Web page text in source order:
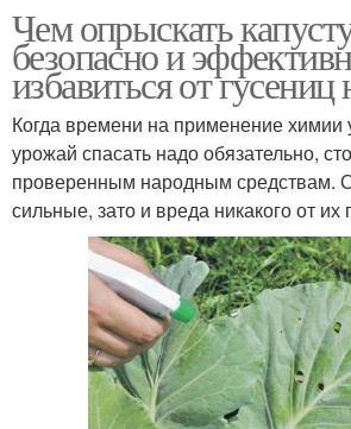
Чем опрыскать
безопасно и
избавиться от гусениц
Когда времени на применение химии
урожай спасать надо обязательно,
проверенным народным средствам.
сильные, зато и вреда никакого от